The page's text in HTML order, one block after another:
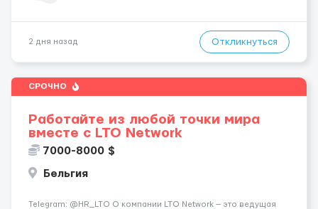
2 дня назад Откликнуться
СРОЧНО
Работайте из любой точки мира
вместе с LTO Network
7000-8000 $
Бельгия
Telegram: @HR_LTO О компании LTO Network — это ведущая